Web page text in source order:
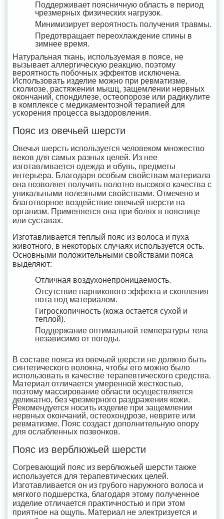
Поддерживает поясничную область в период
чрезмерных физических нагрузок.
Минимизирует вероятность получения травмы.
Предотвращает переохлаждение спины в
зимнее время.
Натуральная ткань, используемая в поясе, не
вызывает аллергическую реакцию, поэтому
вероятность побочных эффектов исключена.
Использовать изделие можно при ревматизме,
сколиозе, растяжении мышц, защемлении нервных
окончаний, спондилезе, остеопорозе или радикулите
в комплексе с медикаментозной терапией для
ускорения процесса выздоровления.
Пояс из овечьей шерсти
Овечья шерсть используется человеком множество
веков для самых разных целей. Из нее
изготавливается одежда и обувь, предметы
интерьера. Благодаря особым свойствам материала
она позволяет получить полотно высокого качества с
уникальными полезными свойствами. Отмечено и
благотворное воздействие овечьей шерсти на
организм. Применяется она при болях в пояснице
или суставах.
Изготавливается теплый пояс из волоса и пуха
животного, в некоторых случаях используется ость.
Основными положительными свойствами пояса
выделяют:
Отличная воздухонепроницаемость.
Отсутствие парникового эффекта и скопления
пота под материалом.
Гигроскопичность (кожа остается сухой и
теплой).
Поддержание оптимальной температуры тела
независимо от погоды.
В составе пояса из овечьей шерсти не должно быть
синтетического волокна, чтобы его можно было
использовать в качестве терапевтического средства.
Материал отличается умеренной жесткостью,
поэтому массирование области осуществляется
деликатно, без чрезмерного раздражения кожи.
Рекомендуется носить изделие при защемлении
нервных окончаний, остеохондрозе, неврите или
ревматизме. Пояс создаст дополнительную опору
для ослабленных позвонков.
Пояс из верблюжьей шерсти
Согревающий пояс из верблюжьей шерсти также
используется для терапевтических целей.
Изготавливается он из грубого наружного волоса и
мягкого подшерстка, благодаря этому полученное
изделие отличается практичностью и при этом
приятное на ощупь. Материал не электризуется и